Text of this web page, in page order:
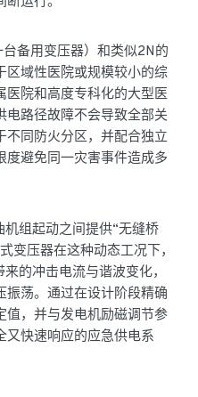
备用变压器）和类似2N的
区域性医院或规模较小的综
医院和高度专科化的大型医
电路径故障不会导致全部关
不同防火分区，并配合独立
度避免同一灾害事件造成多
组起动之间提供“无缝桥
变压器在这种动态工况下，
的冲击电流与谐波变化，
振荡。通过在设计阶段精确
值，并与发电机励磁调节参
又快速响应的应急供电系